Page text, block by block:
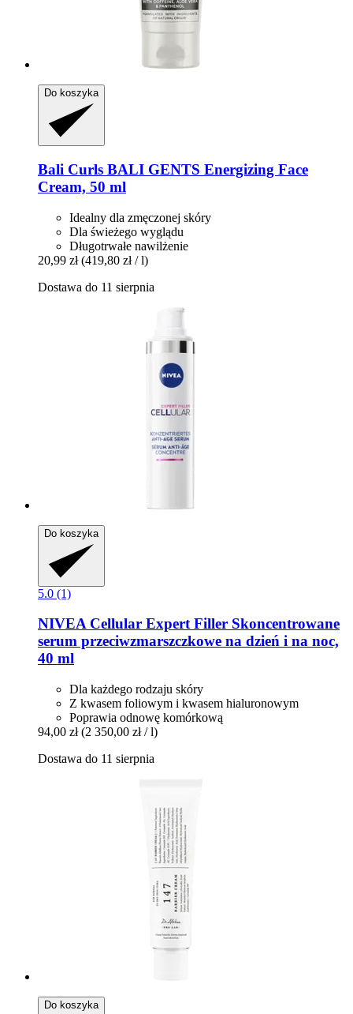
Do koszyka
Bali Curls BALI GENTS Energizing Face
Cream, 50 ml
Idealny dla zmęczonej skóry
Dla świeżego wyglądu
Długotrwałe nawilżenie
20,99 zł (419,80 zł / l)
Dostawa do 11 sierpnia
Do koszyka
5.0 (1)
NIVEACellular Expert Filler Skoncentrowane
serum przeciwzmarszczkowe na dzień i na noc,
40 ml
Dla każdego rodzaju skóry
Z kwasem foliowym i kwasem hialuronowym
Poprawia odnowę komórkową
94,00 zł (2 350,00 zł / l)
Dostawa do 11 sierpnia
Do koszyka